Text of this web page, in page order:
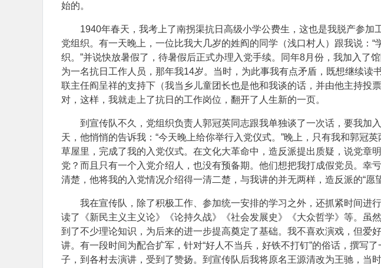
始的。
1940年春天，我考上了南拐渠抗日高级小学公费生，这也是我脱产参加
党组织。有一天晚上，一位比我大几岁的姓阎的同学（浅口村人）跟我说：“
织。”并说快放暑假了，待暑假后正式办理入党手续。同年8月份，我加入了
为一名抗日工作人员，那年我14岁。当时，为此事我有点矛盾，既想继续读
联主任阎呈祥的支持下（我当乡儿童团长也是他和我谈的话，并由他主持投
对，这样，我就走上了抗日的工作岗位，翻开了人生新的一页。
到宣传队不久，党组织负责人郭冠英同志跟我单独谈了一次话，要我加
天，他悄悄的告诉我：“今天晚上给你举行入党仪式。”晚上，只有我和郭冠
草屋里，完成了我的入党仪式。在文化大革命中，造反派提出质疑，说党章
党？而且只有一个入党介绍人，也没有预备期。他们想把我打成假党员。幸
清楚，他将我的入党情况介绍得一清二楚，与我讲的并无两样，造反派的“愿望
我在宣传队，除了积极工作、参加统一安排的学习之外，还抓紧时间进
读了《新民主义主义论》《论持久战》《社会发展史》《大众哲学》等。虽
到了不少理论知识，为后来的进一步提高奠定了基础。我不喜欢演戏，但爱
讲。有一段时间为配合扩军，针对“好人不当兵，好铁不打钉”的俗话，撰写
子，到各村去演讲，受到了赞扬。到宣传队后我将原名王源清改为王驰，当